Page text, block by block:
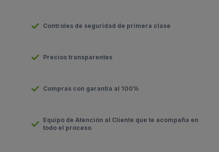
Controles de seguridad de primera clase
Precios transparentes
Compras con garantía al 100%
Equipo de Atención al Cliente que te acompaña en
todo el proceso